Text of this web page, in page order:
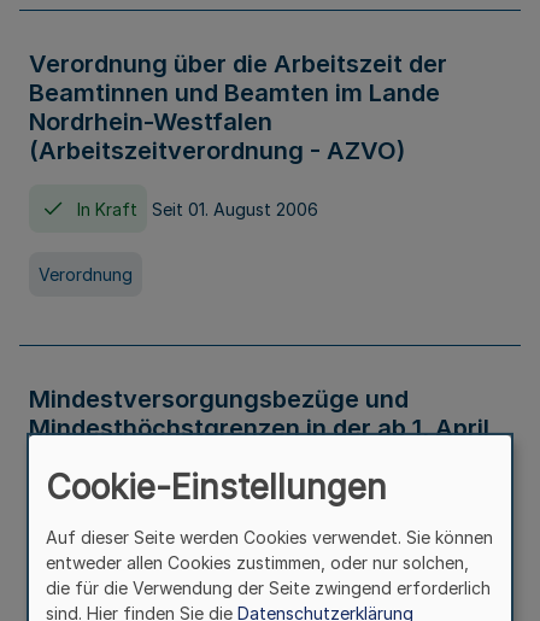
Verordnung über die Arbeitszeit der
Beamtinnen und Beamten im Lande
Nordrhein-Westfalen
(Arbeitszeitverordnung - AZVO)
In Kraft Seit 01. August 2006
Verordnung
Mindestversorgungsbezüge und
Mindesthöchstgrenzen in der ab 1. April
Verwaltungsvorschrift
Cookie-Einstellungen
Auf dieser Seite werden Cookies verwendet. Sie können
entweder allen Cookies zustimmen, oder nur solchen,
die für die Verwendung der Seite zwingend erforderlich
sind. Hier finden Sie die Datenschutzerklärung